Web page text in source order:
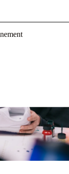
nous soutiennent
collaborer avec un
à l’entrepreneuriat